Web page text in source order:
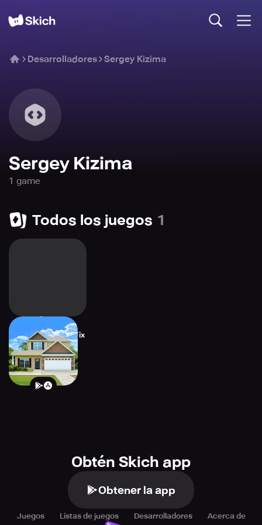
Desarrolladores Sergey Kizima
Sergey Kizima
1 game
Todos los juegos 1
House Designer : Fix
& Flip
Obtén Skich app
Obtener la app
Juegos Listas de juegos Desarrolladores Acerca de